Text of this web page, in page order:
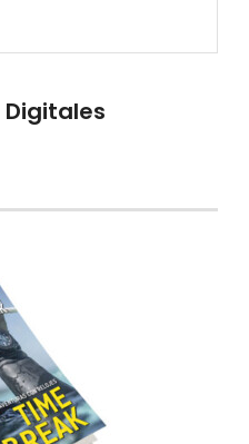
Digitales